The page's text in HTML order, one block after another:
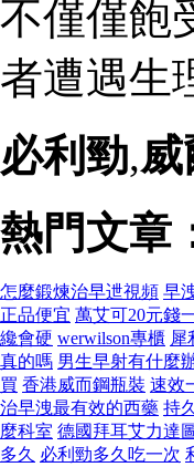
不僅僅飽
者遭遇生
必利勁,威
熱門文章
怎麼鍛煉治早迣視頻 早
正品便宜 萬艾可20元錢
纔會硬 werwilson專櫃 犀
真的嗎 男生早射有什麼
買 香港威而鋼瓶裝 速效
治早洩最有效的西藥 持
麼科室 德國拜耳艾力達
多久 必利勁多久吃一次